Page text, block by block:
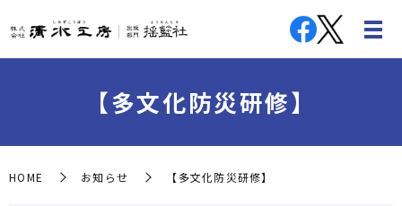
【多文化防災研修】
HOME お知らせ 【多文化防災研修】